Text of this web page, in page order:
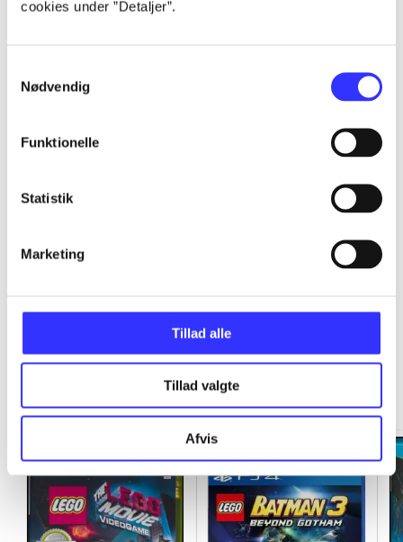
cookies under ”Detaljer”.
Nødvendig
Funktionelle
Statistik
Marketing
Tillad alle
Tillad valgte
Afvis
...
...
...
...